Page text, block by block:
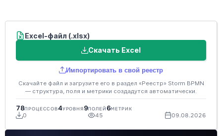
Excel-файл (.xlsx)
Скачать Excel
Импортировать в свой реестр
Скачайте файл и загрузите его в раздел «Реестр» Storm BPMN
— структура, поля и метрики создадутся автоматически.
78ПРОЦЕССОВ4УРОВНЯ9ПОЛЕЙ6МЕТРИК
0 45 09.08.2026